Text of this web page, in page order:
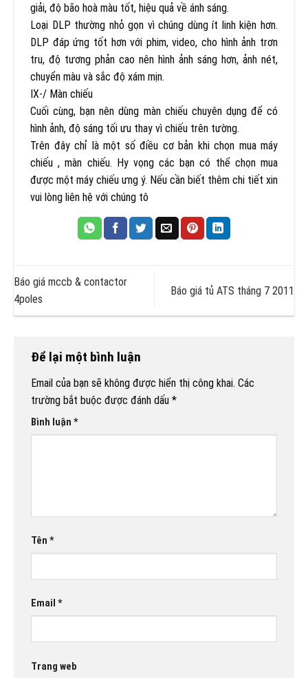
giải, độ bão hoà màu tốt, hiệu quả về ánh sáng.
Loại DLP thường nhỏ gọn vì chúng dùng ít linh kiện hơn.
DLP đáp ứng tốt hơn với phim, video, cho hình ảnh trơn
tru, độ tương phản cao nên hình ảnh sáng hơn, ảnh nét,
chuyển màu và sắc độ xám mịn.
IX-/ Màn chiếu
Cuối cùng, bạn nên dùng màn chiếu chuyên dụng để có
hình ảnh, độ sáng tối ưu thay vì chiếu trên tường.
Trên đây chỉ là một số điều cơ bản khi chọn mua máy
chiếu , màn chiếu. Hy vọng các bạn có thể chọn mua
được một máy chiếu ưng ý. Nếu cần biết thêm chi tiết xin
vui lòng liên hệ với chúng tô
Báo giá mccb & contactor
4poles
Báo giá tủ ATS tháng 7 2011
Để lại một bình luận
Email của bạn sẽ không được hiển thị công khai. Các
trường bắt buộc được đánh dấu *
Bình luận *
Tên *
Email *
Trang web